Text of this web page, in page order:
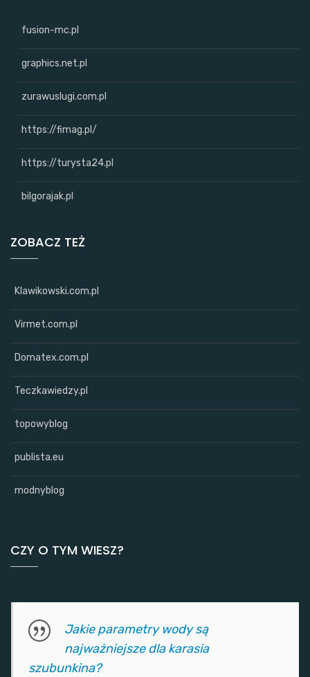
fusion-mc.pl
graphics.net.pl
zurawuslugi.com.pl
https://fimag.pl/
https://turysta24.pl
bilgorajak.pl
ZOBACZ TEŻ
Klawikowski.com.pl
Virmet.com.pl
Domatex.com.pl
Teczkawiedzy.pl
topowyblog
publista.eu
modnyblog
CZY O TYM WIESZ?
Jakie parametry wody są
najważniejsze dla karasia
szubunkina?